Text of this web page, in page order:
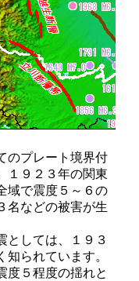
のプレート境界付
１９２３年の関東
域で震度５～６の
名などの被害が生
しては、１９３
知られています。
度５程度の揺れと